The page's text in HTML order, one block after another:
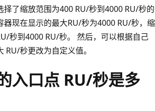
择了缩放范围为400 RU/秒到4000 RU/秒的
器现在显示的最大RU/秒为4000 RU/秒，缩
秒到4000 RU/秒。 然后，可以根据自己
RU/秒更改为自定义值。
入口点 RU/秒是多